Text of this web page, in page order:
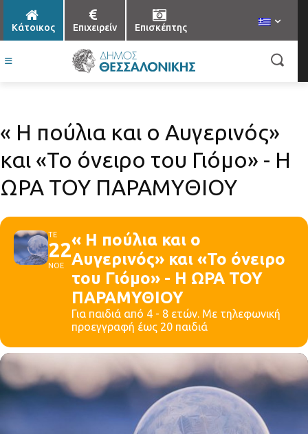
Κάτοικος Επιχειρείν Επισκέπτης
« Η πούλια και ο Αυγερινός»
και «Το όνειρο του Γιόμο» - Η
ΩΡΑ ΤΟΥ ΠΑΡΑΜΥΘΙΟΥ
ΤΕ
22
ΝΟΕ
« Η πούλια και ο
Αυγερινός» και «Το όνειρο
του Γιόμο» - Η ΩΡΑ ΤΟΥ
ΠΑΡΑΜΥΘΙΟΥ
Για παιδιά από 4 - 8 ετών. Με τηλεφωνική
προεγγραφή έως 20 παιδιά